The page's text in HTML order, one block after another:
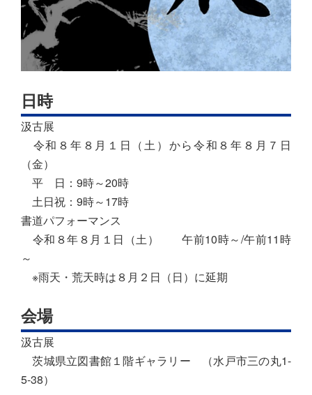
日時
汲古展
令和８年８月１日（土）から令和８年８月７日
（金）
平 日：9時～20時
土日祝：9時～17時
書道パフォーマンス
令和８年８月１日（土） 午前10時～/午前11時
～
※雨天・荒天時は８月２日（日）に延期
会場
汲古展
茨城県立図書館１階ギャラリー （水戸市三の丸1-
5-38）